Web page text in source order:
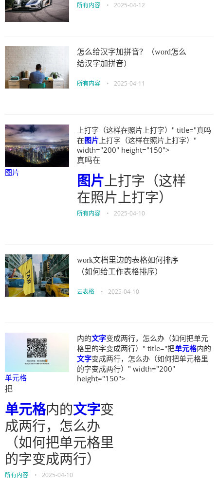
所有内容 • 2025-04-12
怎么给汉字加拼音？（word怎么
给汉字加拼音）
所有内容 • 2025-04-11
图片
上打字（这样在照片上打字）" title="真吗
在图片 上打字（这样在照片上打字）"
width="200" height="150">
真吗在
图片上打字（这样
在照片上打字）
所有内容 • 2025-04-10
work文档里边的表格如何排序
（如何给工作表格排序）
云表格 • 2025-04-10
单元格
内的文字变成两行，怎么办（如何把单元
格里的字变成两行）" title="把单元格内的
文字变成两行，怎么办（如何把单元格里
的字变成两行）" width="200"
height="150">
把
单元格内的文字变
成两行，怎么办
（如何把单元格里
的字变成两行）
所有内容 • 2025-04-10